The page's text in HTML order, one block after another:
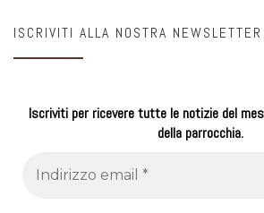
ISCRIVITI ALLA NOSTRA NEWSLETTER
Iscriviti per ricevere tutte le notizie del
della parrocchia.